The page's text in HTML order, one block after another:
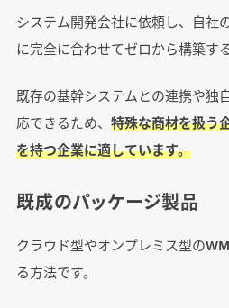
システム開発会社に依頼し、自社
に完全に合わせてゼロから構築す
既存の基幹システムとの連携や独
応できるため、 特殊な商材を扱う
を持つ企業に適しています。
既成のパッケージ製品
クラウド型やオンプレミス型の
る方法です。